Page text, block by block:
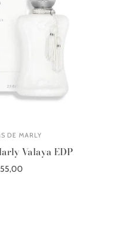
DE MARLY
Valaya EDP